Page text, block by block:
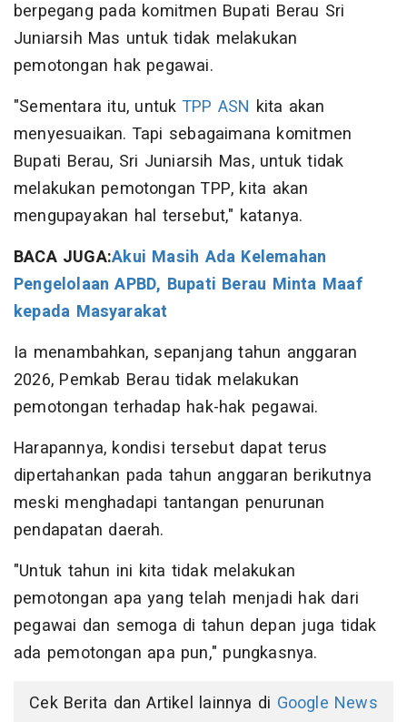
berpegang pada komitmen Bupati Berau Sri
Juniarsih Mas untuk tidak melakukan
pemotongan hak pegawai.
"Sementara itu, untuk TPP ASN kita akan
menyesuaikan. Tapi sebagaimana komitmen
Bupati Berau, Sri Juniarsih Mas, untuk tidak
melakukan pemotongan TPP, kita akan
mengupayakan hal tersebut," katanya.
BACA JUGA:Akui Masih Ada Kelemahan
Pengelolaan APBD, Bupati Berau Minta Maaf
kepada Masyarakat
Ia menambahkan, sepanjang tahun anggaran
2026, Pemkab Berau tidak melakukan
pemotongan terhadap hak-hak pegawai.
Harapannya, kondisi tersebut dapat terus
dipertahankan pada tahun anggaran berikutnya
meski menghadapi tantangan penurunan
pendapatan daerah.
"Untuk tahun ini kita tidak melakukan
pemotongan apa yang telah menjadi hak dari
pegawai dan semoga di tahun depan juga tidak
ada pemotongan apa pun," pungkasnya.
Cek Berita dan Artikel lainnya di Google News